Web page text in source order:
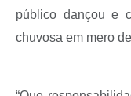
público dançou e
chuvosa em mero